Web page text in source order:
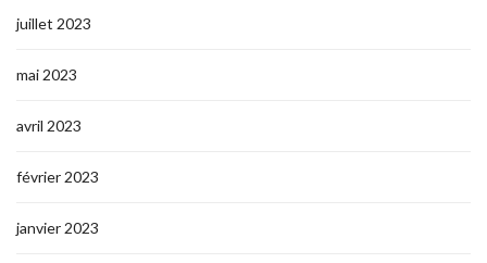
juillet 2023
mai 2023
avril 2023
février 2023
janvier 2023